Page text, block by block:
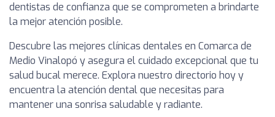
dentistas de confianza que se comprometen a brindarte
la mejor atención posible.
Descubre las mejores clínicas dentales en Comarca de
Medio Vinalopó y asegura el cuidado excepcional que tu
salud bucal merece. Explora nuestro directorio hoy y
encuentra la atención dental que necesitas para
mantener una sonrisa saludable y radiante.